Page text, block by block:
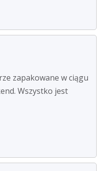
zapakowane w ciągu
Wszystko jest